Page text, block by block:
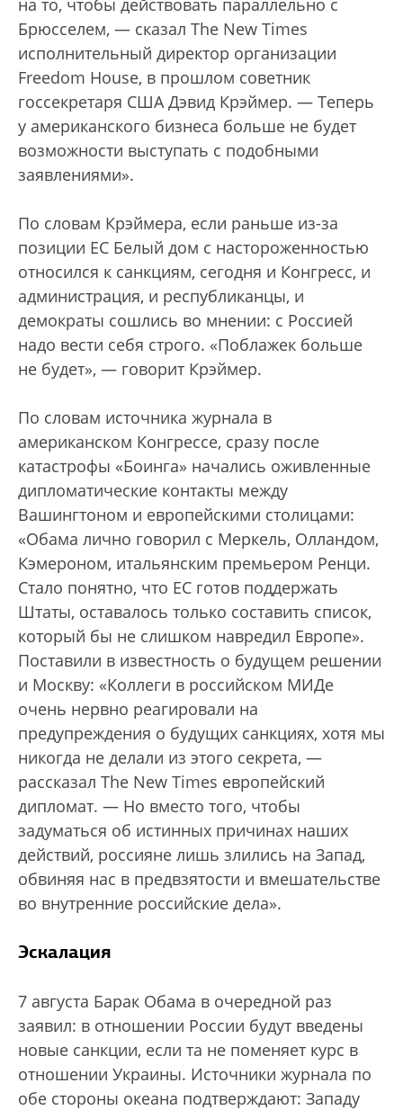
на то, чтобы действовать параллельно с
Брюсселем, — сказал The New Times
исполнительный директор организации
Freedom House, в прошлом советник
госсекретаря США Дэвид Крэймер. — Теперь
у американского бизнеса больше не будет
возможности выступать с подобными
заявлениями».
По словам Крэймера, если раньше из-за
позиции ЕС Белый дом с настороженностью
относился к санкциям, сегодня и Конгресс, и
администрация, и республиканцы, и
демократы сошлись во мнении: с Россией
надо вести себя строго. «Поблажек больше
не будет», — говорит Крэймер.
По словам источника журнала в
американском Конгрессе, сразу после
катастрофы «Боинга» начались оживленные
дипломатические контакты между
Вашингтоном и европейскими столицами:
«Обама лично говорил с Меркель, Олландом,
Кэмероном, итальянским премьером Ренци.
Стало понятно, что ЕС готов поддержать
Штаты, оставалось только составить список,
который бы не слишком навредил Европе».
Поставили в известность о будущем решении
и Москву: «Коллеги в российском МИДе
очень нервно реагировали на
предупреждения о будущих санкциях, хотя мы
никогда не делали из этого секрета, —
рассказал The New Times европейский
дипломат. — Но вместо того, чтобы
задуматься об истинных причинах наших
действий, россияне лишь злились на Запад,
обвиняя нас в предвзятости и вмешательстве
во внутренние российские дела».
Эскалация
7 августа Барак Обама в очередной раз
заявил: в отношении России будут введены
новые санкции, если та не поменяет курс в
отношении Украины. Источники журнала по
обе стороны океана подтверждают: Западу